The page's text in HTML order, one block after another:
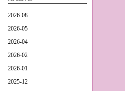
2026-08
2026-05
2026-04
2026-02
2026-01
2025-12